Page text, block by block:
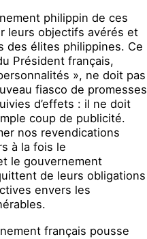
philippin de ces
leurs objectifs avérés et
des élites philippines. Ce
Président français,
», ne doit pas
fiasco de promesses
d’effets : il ne doit
coup de publicité.
nos revendications
à la fois le
le gouvernement
de leurs obligations
envers les
français pousse